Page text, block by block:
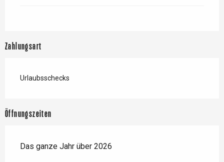
Zahlungsart
Urlaubsschecks
Öffnungszeiten
Das ganze Jahr über 2026